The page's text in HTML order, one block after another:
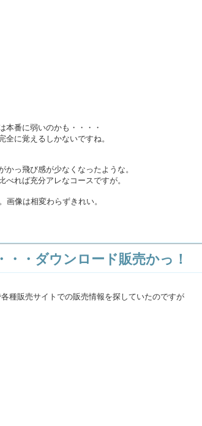
本番に弱いのかも・・・・
に覚えるしかないですね。
っ飛び感が少なくなったような。
れば充分アレなコースですが。
画像は相変わらずきれい。
・・ダウンロード販売かっ！
種販売サイトでの販売情報を探していたのですが